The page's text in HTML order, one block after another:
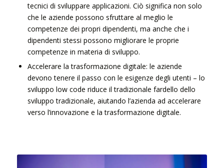
tecnici di sviluppare applicazioni. Ciò significa non solo
che le aziende possono sfruttare al meglio le
competenze dei propri dipendenti, ma anche che i
dipendenti stessi possono migliorare le proprie
competenze in materia di sviluppo.
Accelerare la trasformazione digitale: le aziende
devono tenere il passo con le esigenze degli utenti – lo
sviluppo low code riduce il tradizionale fardello dello
sviluppo tradizionale, aiutando l’azienda ad accelerare
verso l’innovazione e la trasformazione digitale.